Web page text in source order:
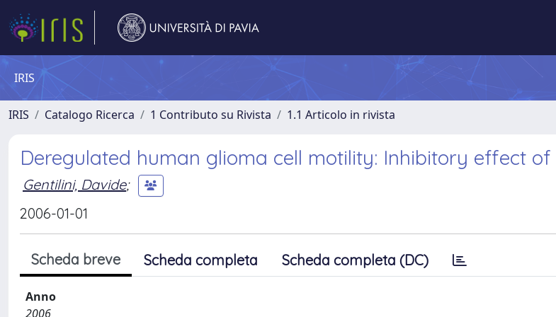
IRIS
IRIS Catalogo Ricerca 1 Contributo su Rivista 1.1 Articolo in rivista
Deregulated human glioma cell motility: Inhibitory effect
Gentilini, Davide;
2006-01-01
Scheda breve Scheda completa Scheda completa (DC)
Anno
2006